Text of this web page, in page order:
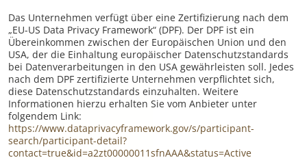
Das Unternehmen verfügt über eine Zertifizierung nach dem
„EU-US Data Privacy Framework“ (DPF). Der DPF ist ein
Übereinkommen zwischen der Europäischen Union und den
USA, der die Einhaltung europäischer Datenschutzstandards
bei Datenverarbeitungen in den USA gewährleisten soll. Jedes
nach dem DPF zertifizierte Unternehmen verpflichtet sich,
diese Datenschutzstandards einzuhalten. Weitere
Informationen hierzu erhalten Sie vom Anbieter unter
folgendem Link:
https://www.dataprivacyframework.gov/s/participant-
search/participant-detail?
contact=true&id=a2zt00000011sfnAAA&status=Active